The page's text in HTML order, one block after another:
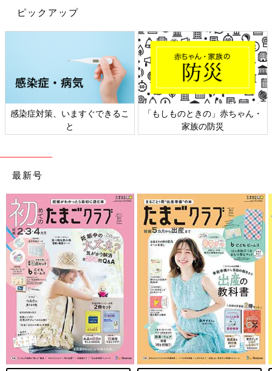
ピックアップ
感染症対策、いますぐできるこ
と
「もしものときの」赤ちゃん・
家族の防災
最新号